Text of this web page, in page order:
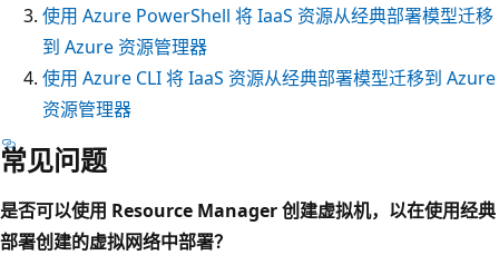
使用 Azure PowerShell 将 IaaS 资源从经典部署模型迁移
到 Azure 资源管理器
使用 Azure CLI 将 IaaS 资源从经典部署模型迁移到 Azure
资源管理器
常见问题
是否可以使用 Resource Manager 创建虚拟机，以在使用经典
部署创建的虚拟网络中部署？